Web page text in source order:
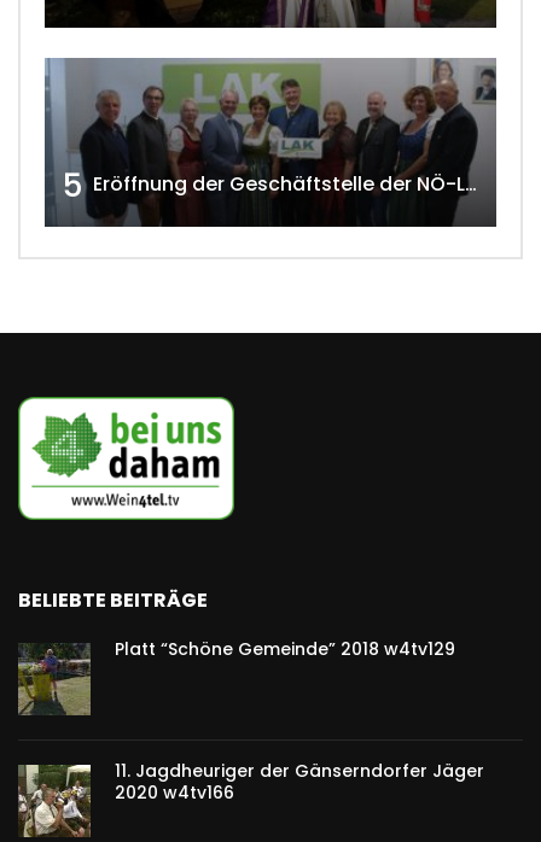
5 Eröffnung der Geschäftstelle der NÖ-Landarbeiterkammer in Mistelbach w4tv174
BELIEBTE BEITRÄGE
Platt “Schöne Gemeinde” 2018 w4tv129
11. Jagdheuriger der Gänserndorfer Jäger
2020 w4tv166